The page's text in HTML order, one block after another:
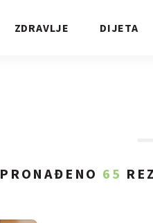
ZDRAVLJE DIJETA
PRONAĐENO 65